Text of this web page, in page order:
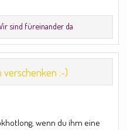
sind füreinander da
verschenken :-)
wenn du ihm eine